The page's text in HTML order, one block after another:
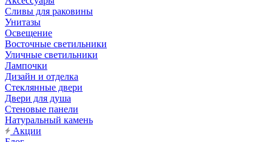
Сливы для раковины
Унитазы
Освещение
Восточные светильники
Уличные светильники
Лампочки
Дизайн и отделка
Стеклянные двери
Двери для душа
Стеновые панели
Натуральный камень
Акции